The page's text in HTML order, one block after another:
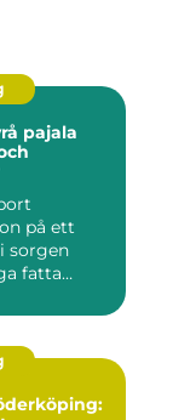
pajala
på ett
sorgen
fatta